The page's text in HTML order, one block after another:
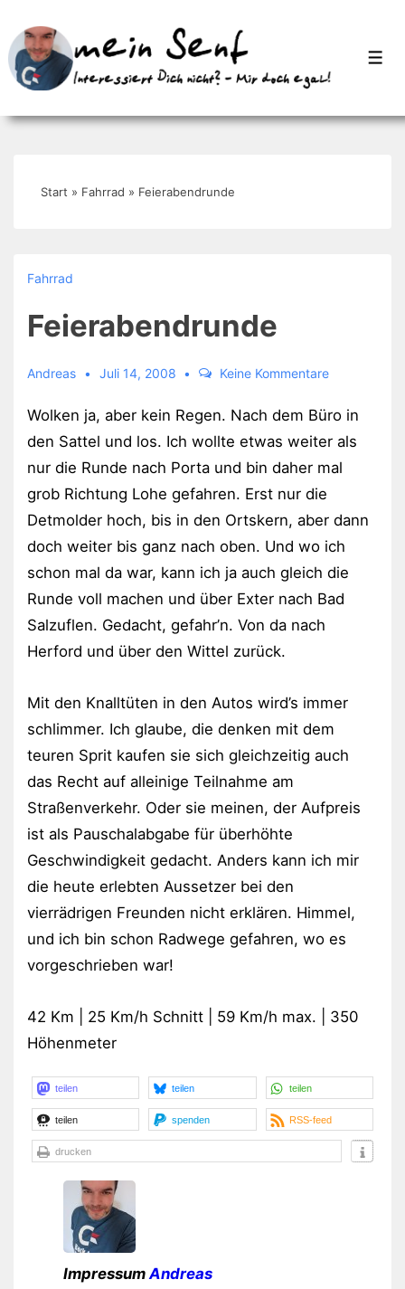
Zum
Inhalt
Start » Fahrrad » Feierabendrunde
Fahrrad
Feierabendrunde
Andreas Juli 14, 2008 Keine Kommentare
Wolken ja, aber kein Regen. Nach dem Büro in
den Sattel und los. Ich wollte etwas weiter als
nur die Runde nach Porta und bin daher mal
grob Richtung Lohe gefahren. Erst nur die
Detmolder hoch, bis in den Ortskern, aber dann
doch weiter bis ganz nach oben. Und wo ich
schon mal da war, kann ich ja auch gleich die
Runde voll machen und über Exter nach Bad
Salzuflen. Gedacht, gefahr’n. Von da nach
Herford und über den Wittel zurück.
Mit den Knalltüten in den Autos wird’s immer
schlimmer. Ich glaube, die denken mit dem
teuren Sprit kaufen sie sich gleichzeitig auch
das Recht auf alleinige Teilnahme am
Straßenverkehr. Oder sie meinen, der Aufpreis
ist als Pauschalabgabe für überhöhte
Geschwindigkeit gedacht. Anders kann ich mir
die heute erlebten Aussetzer bei den
vierrädrigen Freunden nicht erklären. Himmel,
und ich bin schon Radwege gefahren, wo es
vorgeschrieben war!
42 Km | 25 Km/h Schnitt | 59 Km/h max. | 350
Höhenmeter
teilen teilen teilen
teilen spenden RSS-feed
drucken
Impressum Andreas